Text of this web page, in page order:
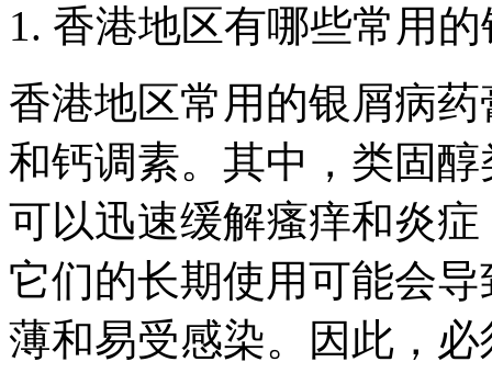
1. 香港地区有哪些常用
香港地区常用的银屑病
和钙调素。其中，类固
可以迅速缓解瘙痒和炎
它们的长期使用可能会
薄和易受感染。因此，